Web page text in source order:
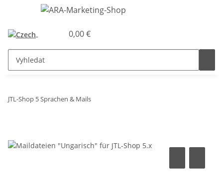
0,00 €
JTL-Shop 5 Sprachen & Mails